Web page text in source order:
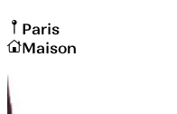
Paris
Maison